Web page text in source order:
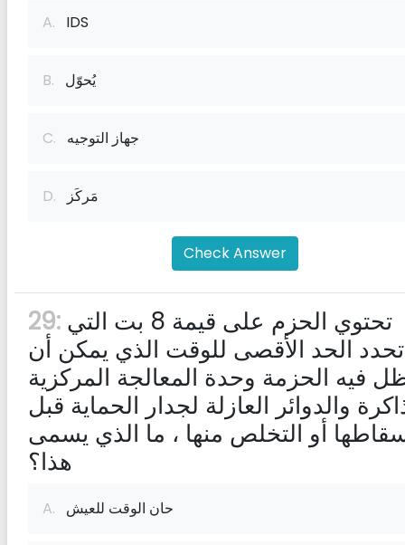
A. IDS
B. يُحوّل
C. جهاز التوجيه
D. مَركَز
Check Answer
29:
تحدد الحد الأقصى للوقت الذي يمكن أن
فيه الحزمة وحدة المعالجة المركزية
والدوائر العازلة لجدار الحماية قبل
أو التخلص منها ، ما الذي يسمى
هذا؟
A. حان الوقت للعيش